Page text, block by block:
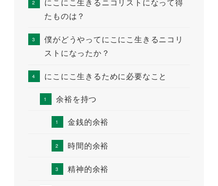
たものは？
僕がどうやってにこにこ生きるニコリ
ストになったか？
にこにこ生きるために必要なこと
余裕を持つ
金銭的余裕
時間的余裕
精神的余裕